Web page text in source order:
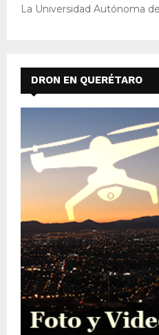
La Universidad Autónoma
DRON EN QUERÉTARO